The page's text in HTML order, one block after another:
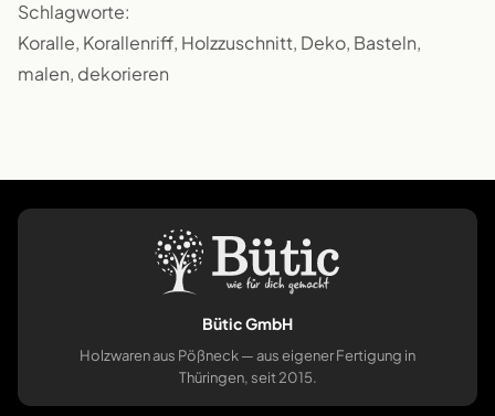
Schlagworte:
Koralle, Korallenriff, Holzzuschnitt, Deko, Basteln,
malen, dekorieren
Bütic GmbH
Holzwaren aus Pößneck — aus eigener Fertigung in
Thüringen, seit 2015.